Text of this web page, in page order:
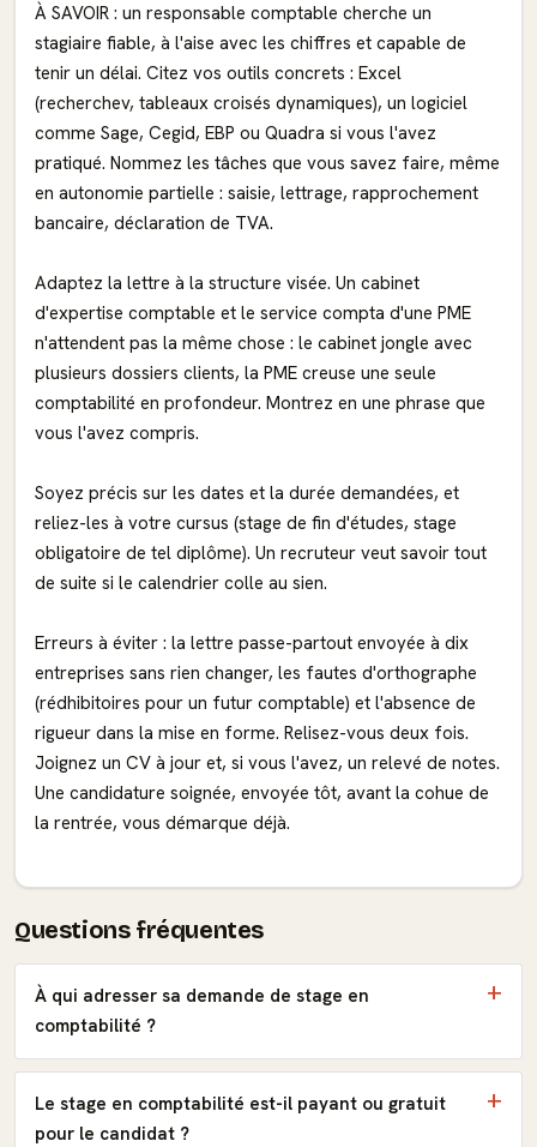
À SAVOIR : un responsable comptable cherche un
stagiaire fiable, à l'aise avec les chiffres et capable de
tenir un délai. Citez vos outils concrets : Excel
(recherchev, tableaux croisés dynamiques), un logiciel
comme Sage, Cegid, EBP ou Quadra si vous l'avez
pratiqué. Nommez les tâches que vous savez faire, même
en autonomie partielle : saisie, lettrage, rapprochement
bancaire, déclaration de TVA.
Adaptez la lettre à la structure visée. Un cabinet
d'expertise comptable et le service compta d'une PME
n'attendent pas la même chose : le cabinet jongle avec
plusieurs dossiers clients, la PME creuse une seule
comptabilité en profondeur. Montrez en une phrase que
vous l'avez compris.
Soyez précis sur les dates et la durée demandées, et
reliez-les à votre cursus (stage de fin d'études, stage
obligatoire de tel diplôme). Un recruteur veut savoir tout
de suite si le calendrier colle au sien.
Erreurs à éviter : la lettre passe-partout envoyée à dix
entreprises sans rien changer, les fautes d'orthographe
(rédhibitoires pour un futur comptable) et l'absence de
rigueur dans la mise en forme. Relisez-vous deux fois.
Joignez un CV à jour et, si vous l'avez, un relevé de notes.
Une candidature soignée, envoyée tôt, avant la cohue de
la rentrée, vous démarque déjà.
Questions fréquentes
À qui adresser sa demande de stage en
comptabilité ?
Le stage en comptabilité est-il payant ou gratuit
pour le candidat ?